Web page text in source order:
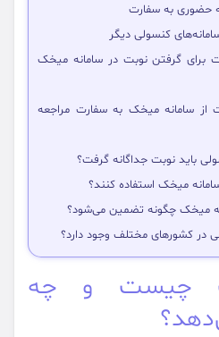
حضوری به سفارت
کنسولی دیگر
برای گرفتن نوبت در سامانه میخک
از سامانه میخک به سفارت مراجعه
باید نوبت جداگانه گرفت؟
میخک استفاده کنند؟
میخک چگونه تضمین می‌شود؟
در کشورهای مختلف وجود دارد؟
چیست و چه